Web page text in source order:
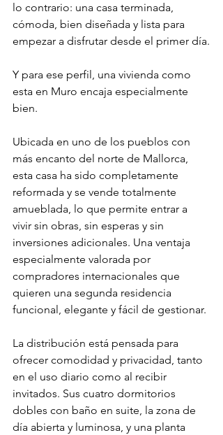
lo contrario: una casa terminada,
cómoda, bien diseñada y lista para
empezar a disfrutar desde el primer día.
Y para ese perfil, una vivienda como
esta en Muro encaja especialmente
bien.
Ubicada en uno de los pueblos con
más encanto del norte de Mallorca,
esta casa ha sido completamente
reformada y se vende totalmente
amueblada, lo que permite entrar a
vivir sin obras, sin esperas y sin
inversiones adicionales. Una ventaja
especialmente valorada por
compradores internacionales que
quieren una segunda residencia
funcional, elegante y fácil de gestionar.
La distribución está pensada para
ofrecer comodidad y privacidad, tanto
en el uso diario como al recibir
invitados. Sus cuatro dormitorios
dobles con baño en suite, la zona de
día abierta y luminosa, y una planta